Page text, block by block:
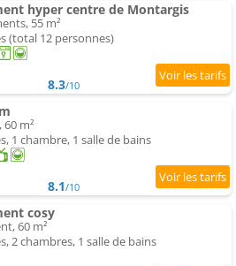
hyper centre de Montargis
55 m²
(total 12 personnes)
8.3/10
m²
1 chambre, 1 salle de bains
8.1/10
cosy
60 m²
2 chambres, 1 salle de bains